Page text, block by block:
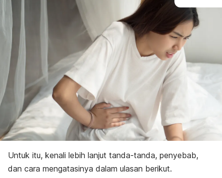
Untuk itu, kenali lebih lanjut tanda-tanda, penyebab,
dan cara mengatasinya dalam ulasan berikut.